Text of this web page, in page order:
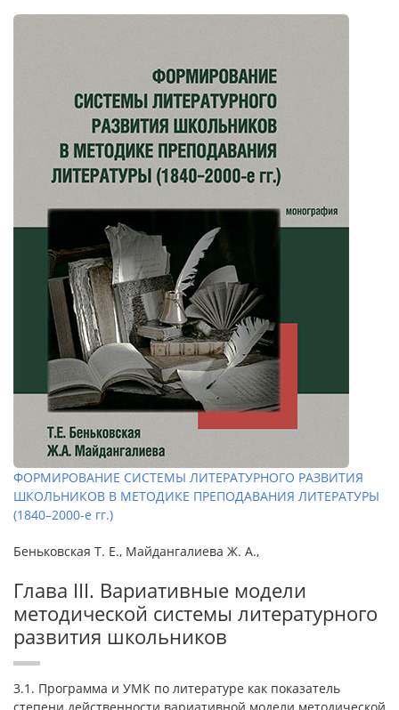
ФОРМИРОВАНИЕ СИСТЕМЫ ЛИТЕРАТУРНОГО РАЗВИТИЯ
ШКОЛЬНИКОВ В МЕТОДИКЕ ПРЕПОДАВАНИЯ ЛИТЕРАТУРЫ
(1840–2000-е гг.)
Беньковская Т. Е., Майдангалиева Ж. А.,
Глава III. Вариативные модели
методической системы литературного
развития школьников
3.1. Программа и УМК по литературе как показатель